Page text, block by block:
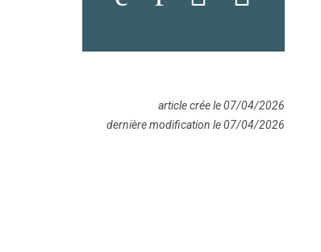
article crée le 07/04/2026
dernière modification le 07/04/2026